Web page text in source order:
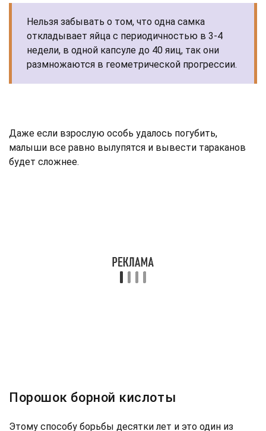
Нельзя забывать о том, что одна самка
откладывает яйца с периодичностью в 3-4
недели, в одной капсуле до 40 яиц, так они
размножаются в геометрической прогрессии.
Даже если взрослую особь удалось погубить,
малыши все равно вылупятся и вывести тараканов
будет сложнее.
Порошок борной кислоты
Этому способу борьбы десятки лет и это один из